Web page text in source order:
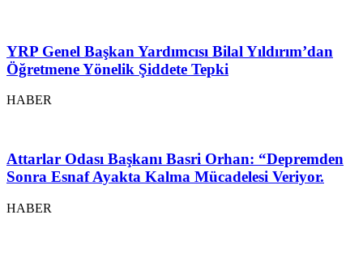
YRP Genel Başkan Yardımcısı Bilal Yıldırım’dan
Öğretmene Yönelik Şiddete Tepki
HABER
Attarlar Odası Başkanı Basri Orhan: “Depremden
Sonra Esnaf Ayakta Kalma Mücadelesi Veriyor.
HABER